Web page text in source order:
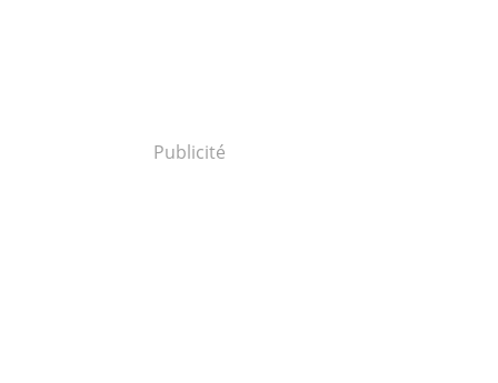
Publicité